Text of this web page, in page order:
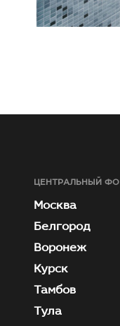
ЦЕНТРАЛЬНЫЙ ФО
Москва
Белгород
Воронеж
Курск
Тамбов
Тула